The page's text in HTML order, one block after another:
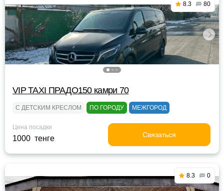
8.3 80
VIP TAXI ПРАДО150 камри 70
С ДЕТСКИМ КРЕСЛОМ ПО ГОРОДУ МЕЖГОРОД
Цена посадки
1000 тенге Связаться
8.3 0